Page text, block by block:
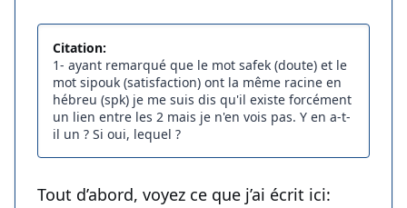
Citation:
1- ayant remarqué que le mot safek (doute) et le
mot sipouk (satisfaction) ont la même racine en
hébreu (spk) je me suis dis qu'il existe forcément
un lien entre les 2 mais je n'en vois pas. Y en a-t-
il un ? Si oui, lequel ?
Tout d’abord, voyez ce que j’ai écrit ici: